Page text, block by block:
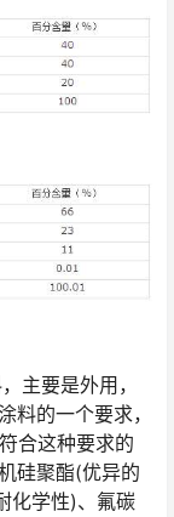
主要是外用，
料的一个要求，
合这种要求的
硅聚酯(优异的
化学性)、氟碳